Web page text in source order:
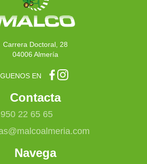
Carrera Doctoral, 28
04006 Almería
EN
Contacta
22 65 65
Navega